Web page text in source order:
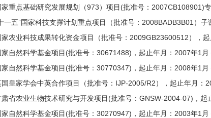
家重点基础研究发展规划（973）项目(批准号：2007CB108901)
一五”国家科技支撑计划重点项目（批准号：2008BADB3B01）
家农业科技成果转化资金项目（批准号：2009GB23600512），
家自然科学基金项目(批准号：30671488)，起止年月：2007年1月
家自然科学基金项目(批准号：30770347)，起止年月：2008年1月
国皇家学会中英合作项目（批准号：IJP-2005/R2），起止年月：
肃省农业生物技术研究与开发项目(批准号：GNSW-2004-07)，起
家自然科学基金项目(批准号：30270947)，起止年月：2003年1月